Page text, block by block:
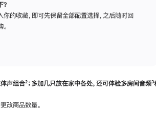
你的收藏，即可先保留全部配置选择，之后随时回
声组合脚
²；多加几只放在家中各处，还可体验多‍房‍间音频³
改商品数量。